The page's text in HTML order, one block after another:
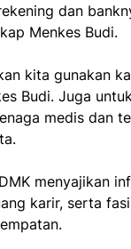
dan
Menkes Budi.
kita gunakan
Budi. Juga
medis dan
menyajikan
karir, serta